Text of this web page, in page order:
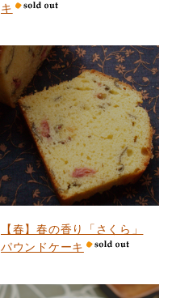
キ
【春】春の香り「さくら」
パウンドケーキ